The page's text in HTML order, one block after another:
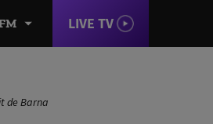
LIVE TV
de Barna